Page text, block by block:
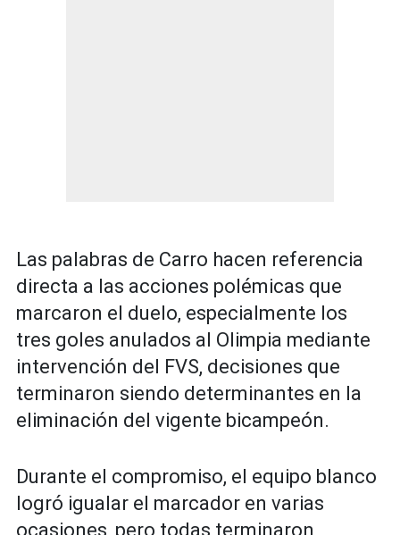
Las palabras de Carro hacen referencia
directa a las acciones polémicas que
marcaron el duelo, especialmente los
tres goles anulados al Olimpia mediante
intervención del FVS, decisiones que
terminaron siendo determinantes en la
eliminación del vigente bicampeón.
Durante el compromiso, el equipo blanco
logró igualar el marcador en varias
ocasiones, pero todas terminaron